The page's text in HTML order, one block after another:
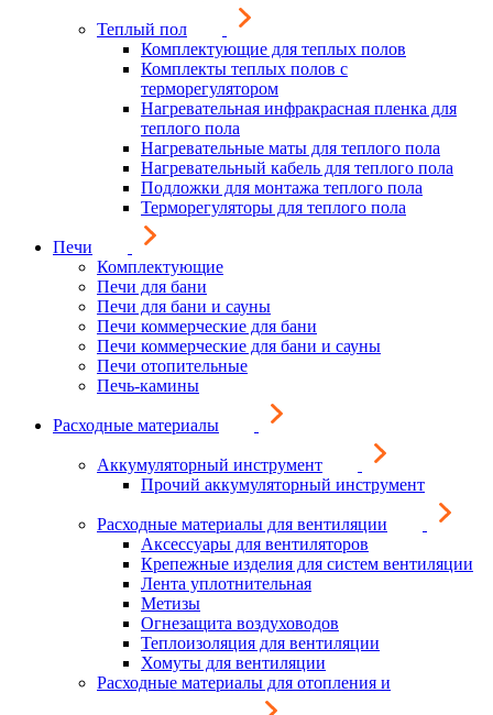
Теплый пол
Комплектующие для теплых полов
Комплекты теплых полов с
терморегулятором
Нагревательная инфракрасная пленка для
теплого пола
Нагревательные маты для теплого пола
Нагревательный кабель для теплого пола
Подложки для монтажа теплого пола
Терморегуляторы для теплого пола
Печи
Комплектующие
Печи для бани
Печи для бани и сауны
Печи коммерческие для бани
Печи коммерческие для бани и сауны
Печи отопительные
Печь-камины
Расходные материалы
Аккумуляторный инструмент
Прочий аккумуляторный инструмент
Расходные материалы для вентиляции
Аксессуары для вентиляторов
Крепежные изделия для систем вентиляции
Лента уплотнительная
Метизы
Огнезащита воздуховодов
Теплоизоляция для вентиляции
Хомуты для вентиляции
Расходные материалы для отопления и